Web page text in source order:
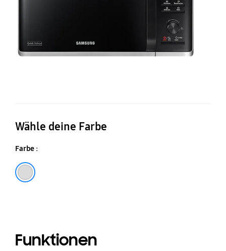
Wähle deine Farbe
Farbe :
Funktionen